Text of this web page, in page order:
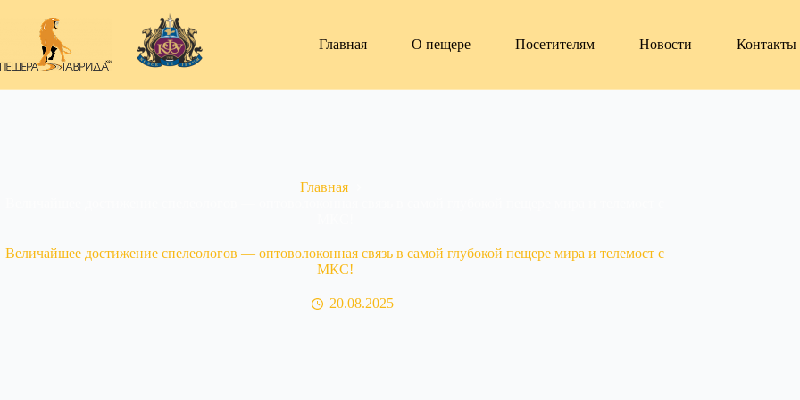
Главная О пещере Посетителям Новости Контакты
Главная
Величайшее достижение спелеологов — оптоволоконная связь в самой глубокой пещере мира и телемост с
МКС!
20.08.2025